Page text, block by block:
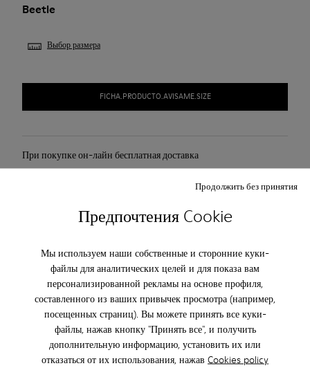
Предпочтения Cookie
Мы используем наши собственные и сторонние куки-
файлы для аналитических целей и для показа вам
персонализированной рекламы на основе профиля,
составленного из ваших привычек просмотра (например,
посещенных страниц). Вы можете принять все куки-
файлы, нажав кнопку "Принять все", и получить
дополнительную информацию, установить их или
отказаться от их использования, нажав Cookies policy
Продолжить без принятия
Beetle
Выбор размера
FICHA.PRODUCTO.AVISAME.SIZE
При покупке он-лайн бесплатная доставка
Доступна оплата наложенным платежом DHL.
Уход За Обувью
Our shoes are crafted from carefully selected, premium
materials. Using the right shoe care products will protect
them and ensure they last longer.
ПОДПИШИТЕСЬ И ПОЛУЧИТЕ